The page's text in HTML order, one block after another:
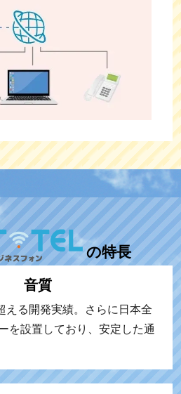
の特長
音質
える開発実績。さらに日本全
を設置しており、安定した通